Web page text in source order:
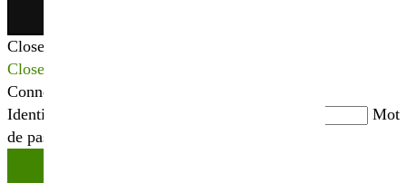
Close
Close
Connexion
Identifiant ou adresse mail
Mot
de passe